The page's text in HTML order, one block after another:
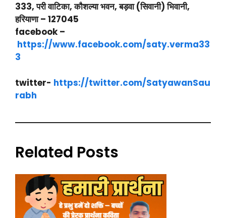
333, परी वाटिका, कौशल्या भवन, बड़वा (सिवानी) भिवानी,
हरियाणा – 127045
facebook –
https://www.facebook.com/saty.verma33
3
twitter- https://twitter.com/SatyawanSau
rabh
Related Posts